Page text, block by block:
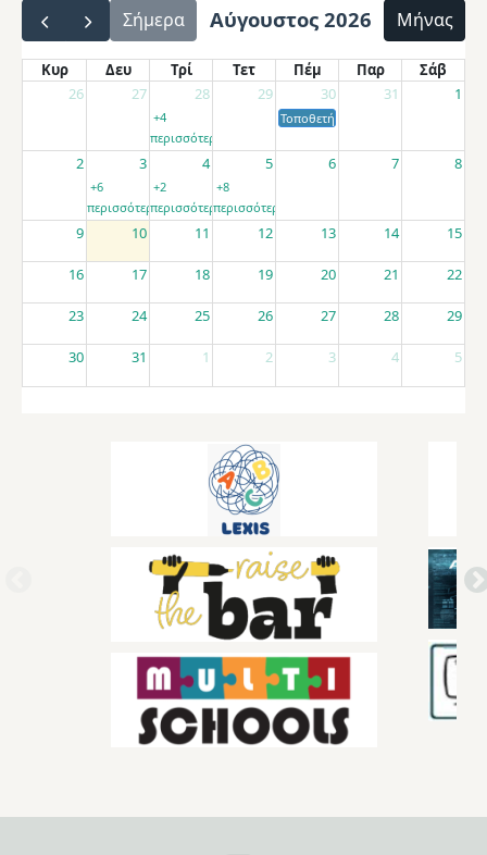
Σήμερα Αύγουστος 2026 Μήνας
Κυρ Δευ Τρί Τετ Πέμ Παρ
Σάβ
26
27 28 29 30 31 1
+4
περισσότερα
Τοποθετήσεις αποσπασμένων
2 3 4 5 6 7 8
+6
περισσότερα
+2
περισσότερα
+8
περισσότερα
9 10 11 12 13 14 15
16 17 18 19 20 21 22
23 24 25 26 27 28 29
30 31 1 2 3 4 5